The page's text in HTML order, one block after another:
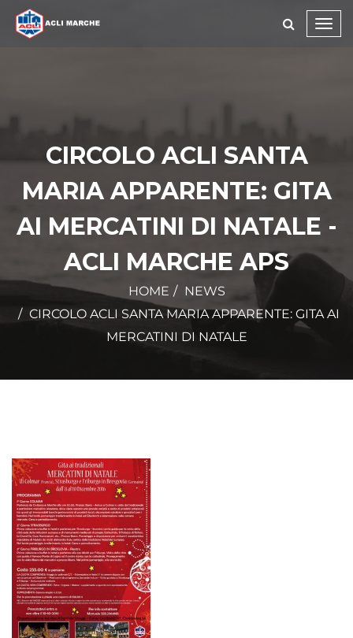
CIRCOLO ACLI SANTA
MARIA APPARENTE: GITA
AI MERCATINI DI NATALE -
ACLI MARCHE APS
HOME
NEWS
CIRCOLO ACLI SANTA MARIA APPARENTE: GITA AI
MERCATINI DI NATALE